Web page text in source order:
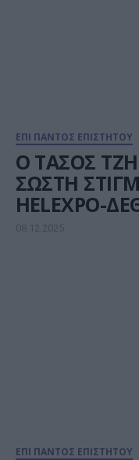
ΕΠΙ ΠΑΝΤΟΣ ΕΠΙΣΤΗΤΟΥ
Ο ΤΑΣΟΣ
ΣΩΣΤΗ
HELEXPO-
08.12.2025
ΕΠΙ ΠΑΝΤΟΣ ΕΠΙΣΤΗΤΟΥ